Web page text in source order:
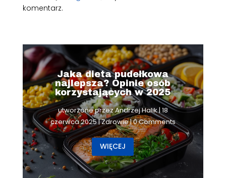
komentarz.
Jaka dieta pudełkowa
najlepsza? Opinie osób
korzystających w 2025
utworzone przezAndrzej Halik|18
czerwca 2025|Zdrowie| 0 Comments
WIĘCEJ